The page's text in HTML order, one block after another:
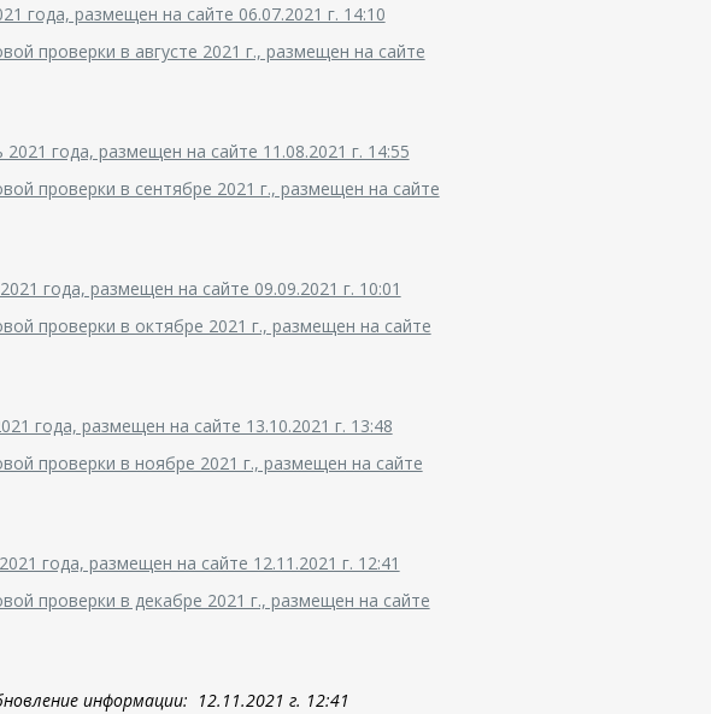
года, размещен на сайте 06.07.2021 г. 14:10
проверки в августе 2021 г., размещен на сайте
года, размещен на сайте 11.08.2021 г. 14:55
проверки в сентябре 2021 г., размещен на сайте
года, размещен на сайте 09.09.2021 г. 10:01
проверки в октябре 2021 г., размещен на сайте
года, размещен на сайте 13.10.2021 г. 13:48
проверки в ноябре 2021 г., размещен на сайте
года, размещен на сайте 12.11.2021 г. 12:41
проверки в декабре 2021 г., размещен на сайте
информации: 12.11.2021 г. 12:41